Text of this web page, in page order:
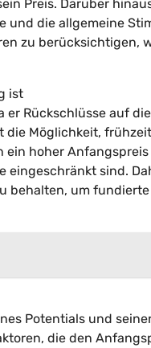
Preis. Darüber
und die allgemeine
zu berücksichtigen,
ist
er Rückschlüsse auf die
die Möglichkeit,
ein hoher Anfangspreis
eingeschränkt sind.
behalten, um fundierte
Potentials und
die den